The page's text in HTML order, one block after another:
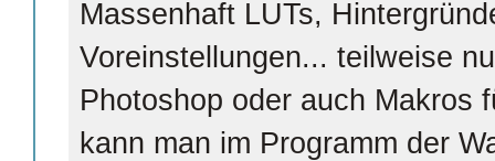
Massenhaft LUTs,
Voreinstellungen... teilweise
Photoshop oder auch Makros
kann man im Programm der